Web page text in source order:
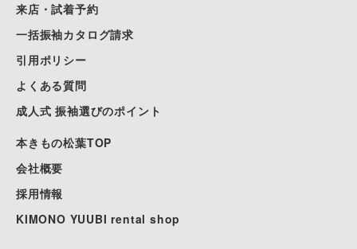
来店・試着予約
一括振袖カタログ請求
引用ポリシー
よくある質問
成人式 振袖選びのポイント
本きもの松葉TOP
会社概要
採用情報
KIMONO YUUBI rental shop